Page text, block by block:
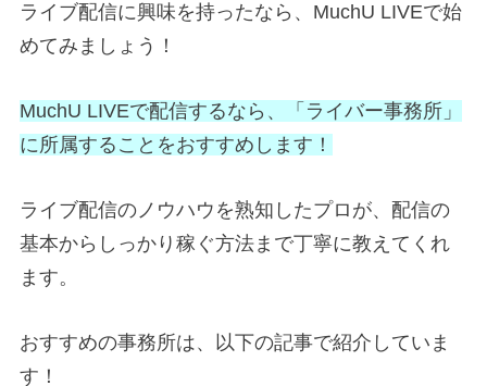
ライブ配信に興味を持ったなら、MuchU LIVEで始
めてみましょう！
MuchU LIVEで配信するなら、「ライバー事務所」
に所属することをおすすめします！
ライブ配信のノウハウを熟知したプロが、配信の
基本からしっかり稼ぐ方法まで丁寧に教えてくれ
ます。
おすすめの事務所は、以下の記事で紹介していま
す！